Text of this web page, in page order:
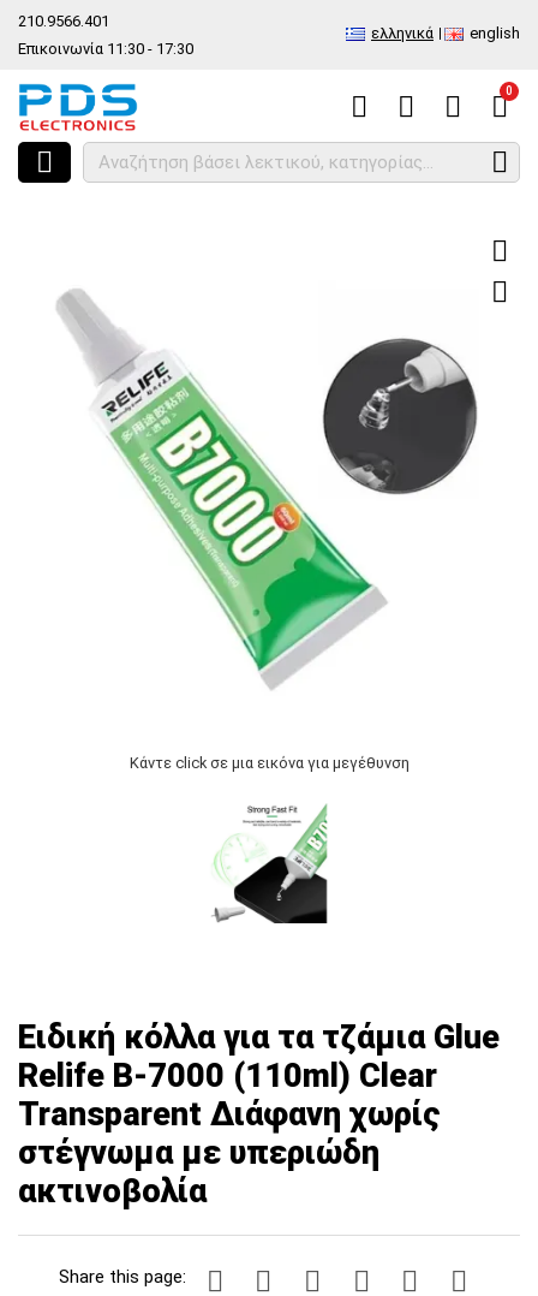
210.9566.401
Επικοινωνία 11:30 - 17:30
ελληνικά english
0
HOME Ειδική κόλλα για τα τζάμια Glue Relife B-7000 (110ml) Clear
Κάντε click σε μια εικόνα για μεγέθυνση
Ειδική κόλλα για τα τζάμια Glue
Relife B-7000 (110ml) Clear
Transparent Διάφανη χωρίς
στέγνωμα με υπεριώδη
ακτινοβολία
Share this page: